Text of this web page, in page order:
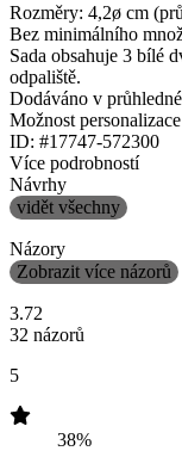
Rozměry: 4,2ø cm
Bez minimálního
Sada obsahuje 3 bílé
odpaliště.
Dodáváno v
Možnost
ID: #17747-572300
Více podrobností
Návrhy
vidět všechny
Názory
Zobrazit více názorů
3.72
32 názorů
5
38%